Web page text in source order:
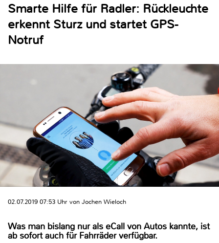
Smarte Hilfe für Radler: Rückleuchte
erkennt Sturz und startet GPS-
Notruf
02.07.2019 07:53 Uhr von Jochen Wieloch
Was man bislang nur als eCall von Autos kannte, ist
ab sofort auch für Fahrräder verfügbar.